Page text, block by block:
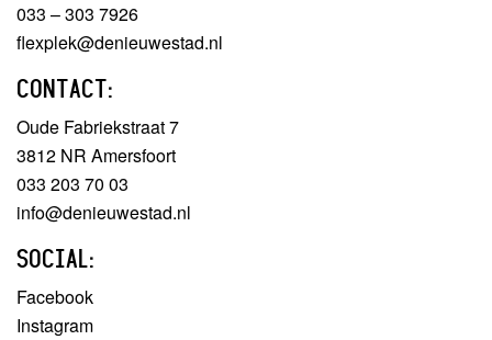
033 – 303 7926
flexplek@denieuwestad.nl
CONTACT:
Oude Fabriekstraat 7
3812 NR Amersfoort
033 203 70 03
info@denieuwestad.nl
SOCIAL:
Facebook
Instagram